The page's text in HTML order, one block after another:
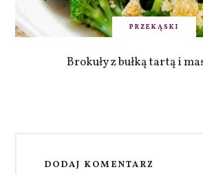
PRZEKĄSKI
Brokuły z bułką tartą i
DODAJ KOMENTARZ